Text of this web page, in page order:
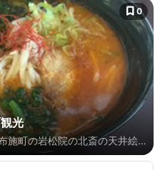
0
光
施町の岩松院の北斎の天井絵を
っかくなので、善光寺にも立ち